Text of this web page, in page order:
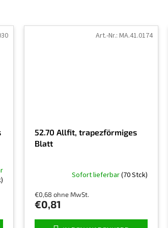
52.70 Allfit, trapezförmiges
Blatt
Sofort lieferbar(70 Stck)
€0,68 ohne MwSt.
€0,81
Art.-Nr.: MA.41.0174